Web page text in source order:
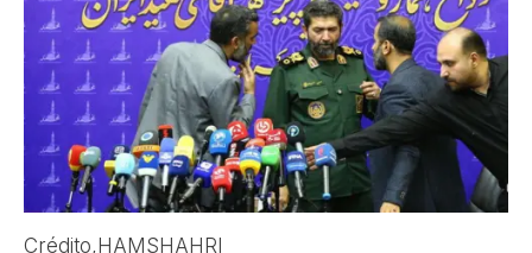
Crédito, HAMSHAHRI